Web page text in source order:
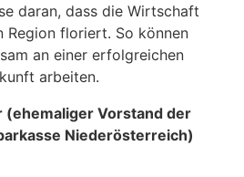
daran, dass die Wirtschaft
Region floriert. So können
an einer erfolgreichen
arbeiten.
(ehemaliger Vorstand der
Niederösterreich)